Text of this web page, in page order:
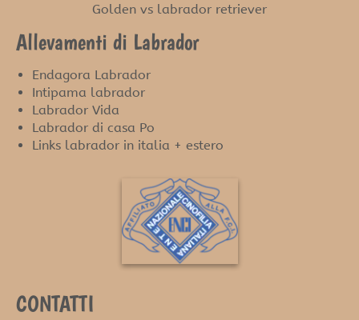
Golden vs labrador retriever
Allevamenti di Labrador
Endagora Labrador
Intipama labrador
Labrador Vida
Labrador di casa Po
Links labrador in italia + estero
CONTATTI